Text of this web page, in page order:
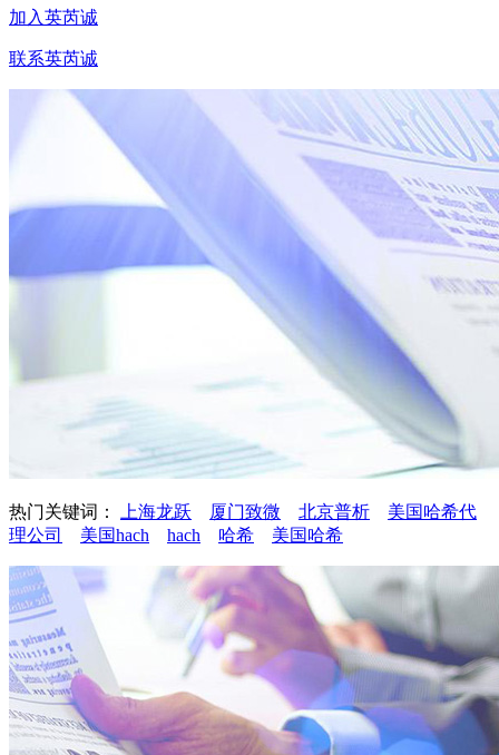
加入英芮诚
联系英芮诚
热门关键词： 上海龙跃 厦门致微 北京普析
美国哈希代
理公司
美国hach hach 哈希 美国哈希